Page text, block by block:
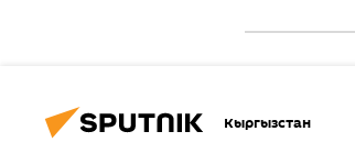
Кыргызстан